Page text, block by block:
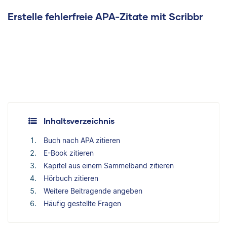
Erstelle fehlerfreie APA-Zitate mit Scribbr
Inhaltsverzeichnis
Buch nach APA zitieren
E-Book zitieren
Kapitel aus einem Sammelband zitieren
Hörbuch zitieren
Weitere Beitragende angeben
Häufig gestellte Fragen